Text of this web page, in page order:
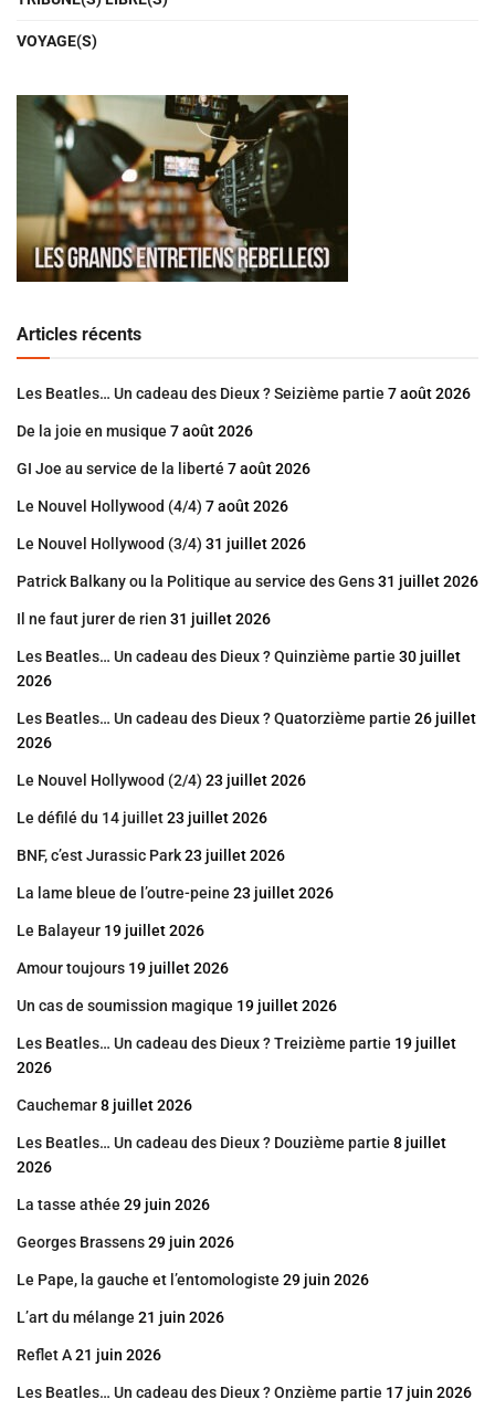
VOYAGE(S)
Articles récents
Les Beatles… Un cadeau des Dieux ? Seizième partie 7 août 2026
De la joie en musique 7 août 2026
GI Joe au service de la liberté 7 août 2026
Le Nouvel Hollywood (4/4) 7 août 2026
Le Nouvel Hollywood (3/4) 31 juillet 2026
Patrick Balkany ou la Politique au service des Gens31 juillet 2026
Il ne faut jurer de rien 31 juillet 2026
Les Beatles… Un cadeau des Dieux ? Quinzième partie 30 juillet
2026
Les Beatles… Un cadeau des Dieux ? Quatorzième partie 26 juillet
2026
Le Nouvel Hollywood (2/4) 23 juillet 2026
Le défilé du 14 juillet23 juillet 2026
BNF, c’est Jurassic Park23 juillet 2026
La lame bleue de l’outre-peine 23 juillet 2026
Le Balayeur 19 juillet 2026
Amour toujours 19 juillet 2026
Un cas de soumission magique 19 juillet 2026
Les Beatles… Un cadeau des Dieux ? Treizième partie 19 juillet
2026
Cauchemar8 juillet 2026
Les Beatles… Un cadeau des Dieux ? Douzième partie 8 juillet
2026
La tasse athée 29 juin 2026
Georges Brassens29 juin 2026
Le Pape, la gauche et l’entomologiste 29 juin 2026
L’art du mélange 21 juin 2026
Reflet A21 juin 2026
Les Beatles… Un cadeau des Dieux ? Onzième partie 17 juin 2026